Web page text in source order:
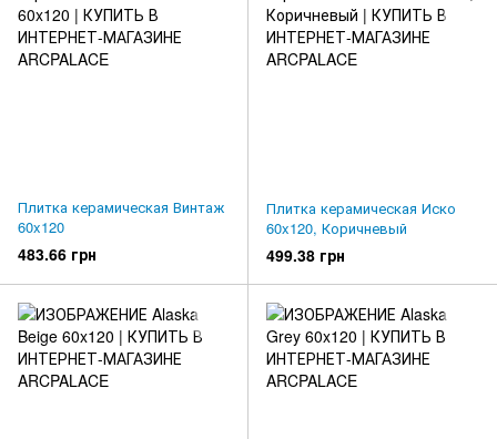
Плитка керамическая Винтаж
60x120
483.66 грн
Плитка керамическая Иско
60x120, Коричневый
499.38 грн